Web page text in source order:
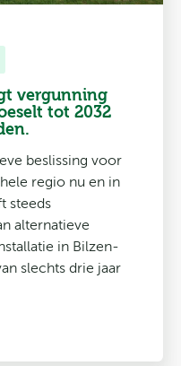
vergunning
tot 2032
beslissing voor
regio nu en in
steeds
alternatieve
in Bilzen-
slechts drie jaar